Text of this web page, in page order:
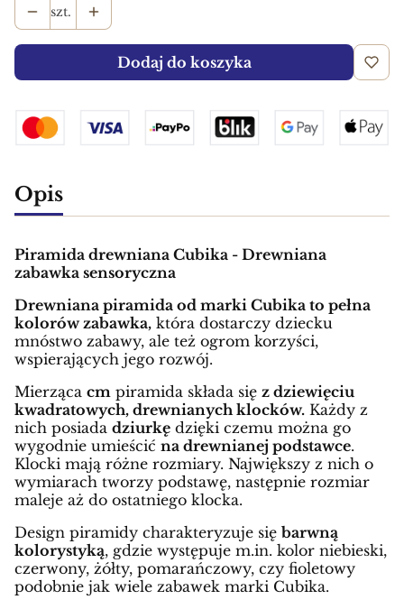
szt.
Dodaj do koszyka
Opis
Piramida drewniana Cubika - Drewniana
zabawka sensoryczna
Drewniana piramida od marki Cubika to pełna
kolorów zabawka, która dostarczy dziecku
mnóstwo zabawy, ale też ogrom korzyści,
wspierających jego rozwój.
Mierząca cm piramida składa się z dziewięciu
kwadratowych, drewnianych klocków. Każdy z
nich posiada dziurkę dzięki czemu można go
wygodnie umieścić na drewnianej podstawce.
Klocki mają różne rozmiary. Największy z nich o
wymiarach tworzy podstawę, następnie rozmiar
maleje aż do ostatniego klocka.
Design piramidy charakteryzuje się barwną
kolorystyką, gdzie występuje m.in. kolor niebieski,
czerwony, żółty, pomarańczowy, czy fioletowy
podobnie jak wiele zabawek marki Cubika.